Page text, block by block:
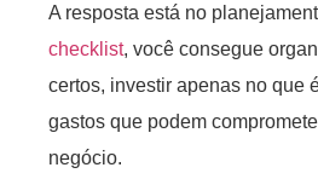
A resposta está no
checklist, você consegue
certos, investir apenas no que
gastos que podem
negócio.